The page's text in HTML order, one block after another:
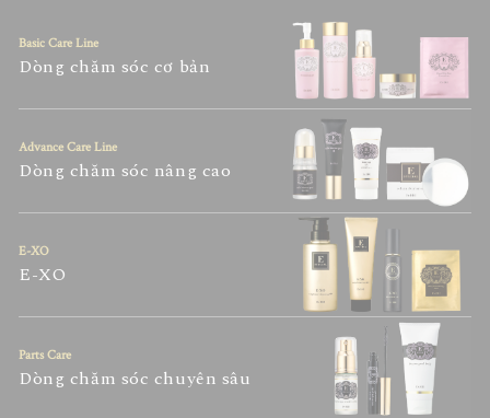
Dòng chăm sóc cơ bản
Basic Care Line
Dòng chăm sóc nâng cao
Advance Care Line
E-XO
E-XO
Dòng chăm sóc chuyên sâu
Parts Care